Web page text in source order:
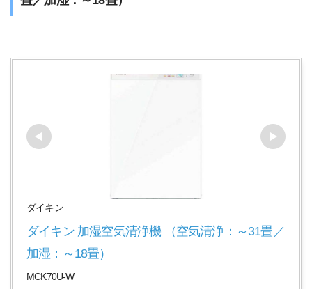
ダイキン
ダイキン 加湿空気清浄機 （空気清浄：～31畳／
加湿：～18畳）
MCK70U-W